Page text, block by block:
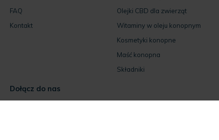
FAQ
Kontakt
Olejki CBD dla zwierząt
Witaminy w oleju konopnym
Kosmetyki konopne
Maść konopna
Składniki
Dołącz do nas